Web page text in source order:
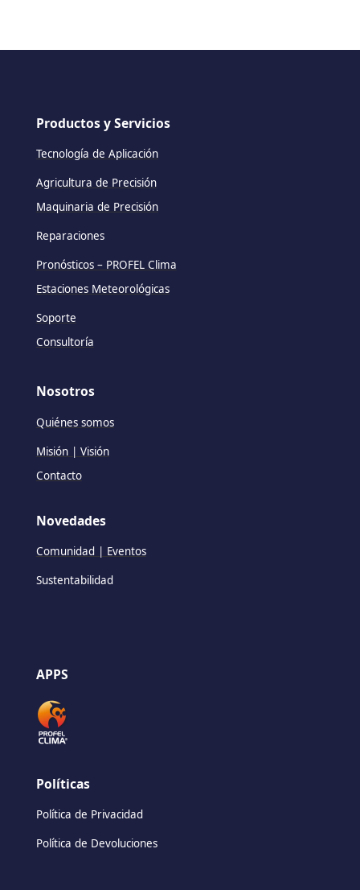
Productos y Servicios
Tecnología de Aplicación
Agricultura de Precisión
Maquinaria de Precisión
Reparaciones
Pronósticos – PROFEL Clima
Estaciones Meteorológicas
Soporte
Consultoría
Nosotros
Quiénes somos
Misión | Visión
Contacto
Novedades
Comunidad | Eventos
Sustentabilidad
APPS
Políticas
Política de Privacidad
Política de Devoluciones